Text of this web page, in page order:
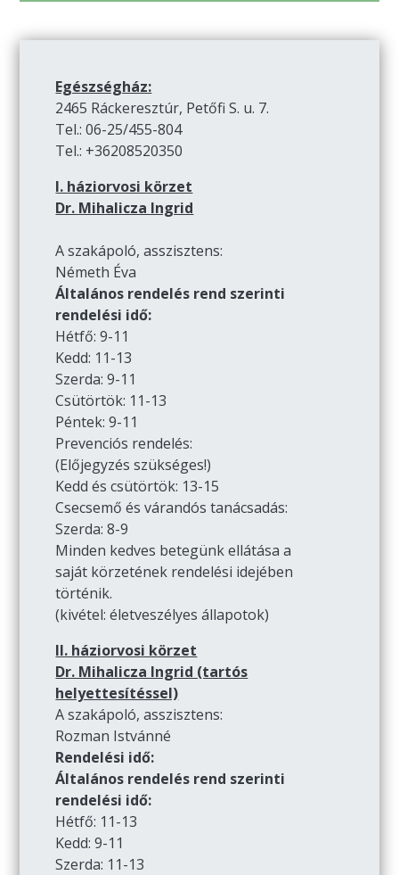
Egészségház:
2465 Ráckeresztúr, Petőfi S. u. 7.
Tel.: 06-25/455-804
Tel.: +36208520350
I. háziorvosi körzet
Dr. Mihalicza Ingrid
A szakápoló, asszisztens:
Németh Éva
Általános rendelés rend szerinti
rendelési idő:
Hétfő: 9-11
Kedd: 11-13
Szerda: 9-11
Csütörtök: 11-13
Péntek: 9-11
Prevenciós rendelés:
(Előjegyzés szükséges!)
Kedd és csütörtök: 13-15
Csecsemő és várandós tanácsadás:
Szerda: 8-9
Minden kedves betegünk ellátása a
saját körzetének rendelési idejében
történik.
(kivétel: életveszélyes állapotok)
II. háziorvosi körzet
Dr. Mihalicza Ingrid (tartós
helyettesítéssel)
A szakápoló, asszisztens:
Rozman Istvánné
Rendelési idő:
Általános rendelés rend szerinti
rendelési idő:
Hétfő: 11-13
Kedd: 9-11
Szerda: 11-13